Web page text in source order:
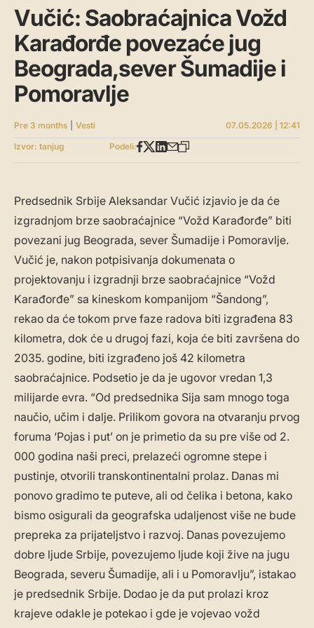
Vučić: Saobraćajnica Vožd
Karađorđe povezaće jug
Beograda,sever Šumadije i
Pomoravlje
Pre 3 months Vesti
07.05.2026 | 12:41
Izvor: tanjug
Podeli:
Predsednik Srbije Aleksandar Vučić izjavio je da će
izgradnjom brze saobraćajnice “Vožd Karađorđe” biti
povezani jug Beograda, sever Šumadije i Pomoravlje.
Vučić je, nakon potpisivanja dokumenata o
projektovanju i izgradnji brze saobraćajnice “Vožd
Karađorđe” sa kineskom kompanijom “Šandong”,
rekao da će tokom prve faze radova biti izgrađena 83
kilometra, dok će u drugoj fazi, koja će biti završena do
2035. godine, biti izgrađeno još 42 kilometra
saobraćajnice. Podsetio je da je ugovor vredan 1,3
milijarde evra. “Od predsednika Sija sam mnogo toga
naučio, učim i dalje. Prilikom govora na otvaranju prvog
foruma ‘Pojas i put’ on je primetio da su pre više od 2.
000 godina naši preci, prelazeći ogromne stepe i
pustinje, otvorili transkontinentalni prolaz. Danas mi
ponovo gradimo te puteve, ali od čelika i betona, kako
bismo osigurali da geografska udaljenost više ne bude
prepreka za prijateljstvo i razvoj. Danas povezujemo
dobre ljude Srbije, povezujemo ljude koji žive na jugu
Beograda, severu Šumadije, ali i u Pomoravlju”, istakao
je predsednik Srbije. Dodao je da put prolazi kroz
krajeve odakle je potekao i gde je vojevao vožd